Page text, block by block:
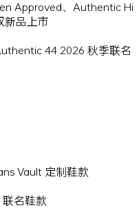
Approved、Authentic Hi
新品上市
44 2026 秋季联名
Vault 定制鞋款
联名鞋款